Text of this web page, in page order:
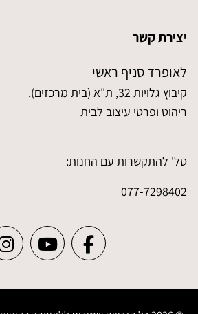
יצירת קשר
לאופרד סניף ראשי
קיבוץ גלויות 32, ת"א (בית מרכזים).
ריהוט ופרטי עיצוב לבית
טל' להתקשרות עם החנות:
077-7298402